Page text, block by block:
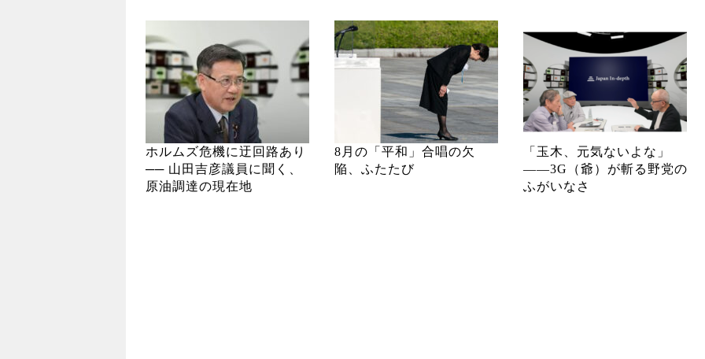
ホルムズ危機に迂回路あり
── 山田吉彦議員に聞く、
原油調達の現在地
8月の「平和」合唱の欠
陥、ふたたび
「玉木、元気ないよな」
――3G（爺）が斬る野党の
ふがいなさ